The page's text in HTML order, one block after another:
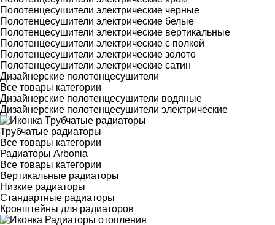
Полотенцесушители электрические черные
Полотенцесушители электрические белые
Полотенцесушители электрические вертикальные
Полотенцесушители электрические с полкой
Полотенцесушители электрические золото
Полотенцесушители электрические сатин
Дизайнерские полотенцесушители
Все товары категории
Дизайнерские полотенцесушители водяные
Дизайнерские полотенцесушители электрические
Трубчатые радиаторы
Все товары категории
Радиаторы Arbonia
Все товары категории
Вертикальные радиаторы
Низкие радиаторы
Стандартные радиаторы
Кронштейны для радиаторов